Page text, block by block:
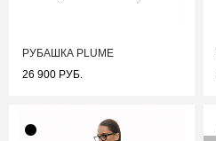
РУБАШКА PLUME
26 900 РУБ.